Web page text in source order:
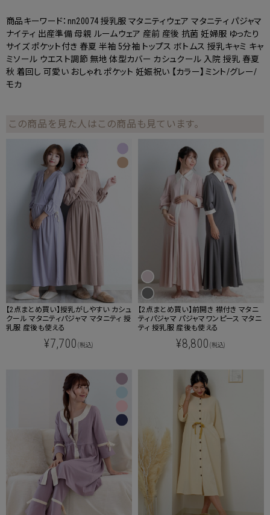
商品キーワード：nn20074 授乳服 マタニティウェア マタニティ パジャマ
ナイティ 出産準備 母親 ルームウェア 産前 産後 抗菌 妊婦服 ゆったり
サイズ ポケット付き 春夏 半袖 5分袖 トップス ボトムス 授乳キャミ キャ
ミソール ウエスト調節 無地 体型カバー カシュクール 入院 授乳 春夏
秋 着回し 可愛い おしゃれ ポケット 妊娠祝い 【カラー】ミント/グレー/
モカ
この商品を見た人はこの商品も見ています。
【2点まとめ買い】授乳がしやすい カシュ
クール マタニティパジャマ マタニティ 授
乳服 産後も使える
¥7,700 (税込)
【2点まとめ買い】前開き 襟付き マタニ
ティパジャマ パジャマワンピース マタニ
ティ 授乳服 産後も使える
¥8,800 (税込)